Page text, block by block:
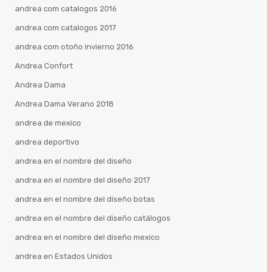
andrea com catalogos 2016
andrea com catalogos 2017
andrea com otoño invierno 2016
Andrea Confort
Andrea Dama
Andrea Dama Verano 2018
andrea de mexico
andrea deportivo
andrea en el nombre del diseño
andrea en el nombre del diseño 2017
andrea en el nombre del diseño botas
andrea en el nombre del diseño catálogos
andrea en el nombre del diseño mexico
andrea en Estados Unidos